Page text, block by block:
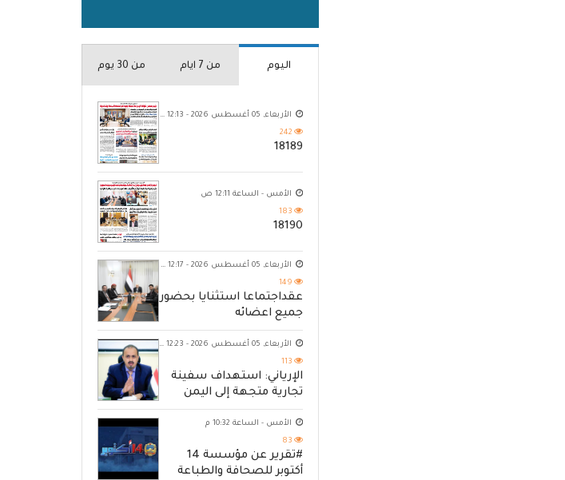
اليوم من 7 ايام من 30 يوم
الأربعاء, 05 أغسطس 2026 - 12:13 ص
242
18189
الأمس - الساعة 12:11 ص
183
18190
الأربعاء, 05 أغسطس 2026 - 12:17 ص
149
عقداجتماعا استثنايا بحضور
جميع اعضائه
الأربعاء, 05 أغسطس 2026 - 12:23 ص
113
الإرياني: استهداف سفينة
تجارية متجهة إلى اليمن
يكشف حصار الحوثي للشعب
الأمس - الساعة 10:32 م
83
#تقرير عن مؤسسة 14
أكتوبر للصحافة والطباعة